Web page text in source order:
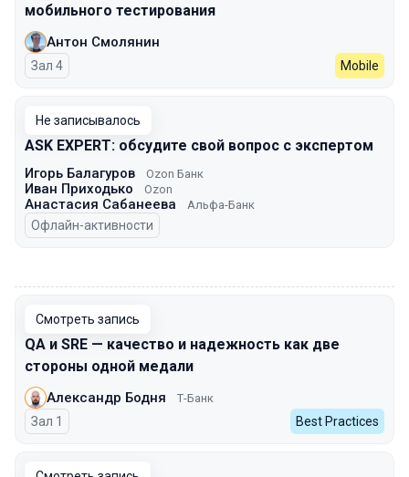
мобильного тестирования
Антон Смолянин
Зал 4 Mobile
Не записывалось
ASK EXPERT: обсудите свой вопрос с экспертом
Игорь Балагуров Ozon Банк
Иван Приходько Ozon
Анастасия Сабанеева Альфа-Банк
Офлайн-активности
Смотреть запись
QA и SRE — качество и надежность как две
стороны одной медали
Александр Бодня Т-Банк
Зал 1 Best Practices